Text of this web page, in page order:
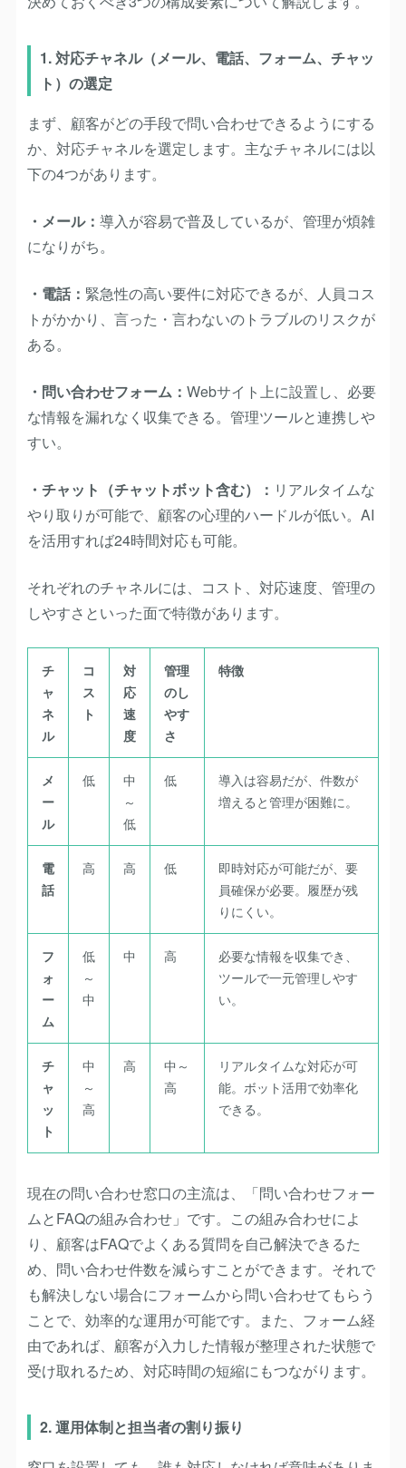
1. 対応チャネル（メール、電話、フォーム、チャッ
ト）の選定
まず、顧客がどの手段で問い合わせできるようにする
か、対応チャネルを選定します。主なチャネルには以
下の4つがあります。
・メール： 導入が容易で普及しているが、管理が煩雑
になりがち。
・電話： 緊急性の高い要件に対応できるが、人員コス
トがかかり、言った・言わないのトラブルのリスクが
ある。
・問い合わせフォーム： Webサイト上に設置し、必要
な情報を漏れなく収集できる。管理ツールと連携しや
すい。
・チャット（チャットボット含む）： リアルタイムな
やり取りが可能で、顧客の心理的ハードルが低い。AI
を活用すれば24時間対応も可能。
それぞれのチャネルには、コスト、対応速度、管理の
しやすさといった面で特徴があります。
チ
ャ
ネ
ル
コ
ス
ト
対
応
速
度
管理
のし
やす
さ
特徴
メ
ー
ル
低
中
～
低
低
導入は容易だが、件数が
増えると管理が困難に。
電
話
高 高 低
即時対応が可能だが、要
員確保が必要。履歴が残
りにくい。
フ
ォ
ー
ム
低
～
中
中 高
必要な情報を収集でき、
ツールで一元管理しやす
い。
チ
ャ
ッ
ト
中
～
高
高
中～
高
リアルタイムな対応が可
能。ボット活用で効率化
できる。
現在の問い合わせ窓口の主流は、「問い合わせフォー
ムとFAQの組み合わせ」です。この組み合わせによ
り、顧客はFAQでよくある質問を自己解決できるた
め、問い合わせ件数を減らすことができます。それで
も解決しない場合にフォームから問い合わせてもらう
ことで、効率的な運用が可能です。また、フォーム経
由であれば、顧客が入力した情報が整理された状態で
受け取れるため、対応時間の短縮にもつながります。
2. 運用体制と担当者の割り振り